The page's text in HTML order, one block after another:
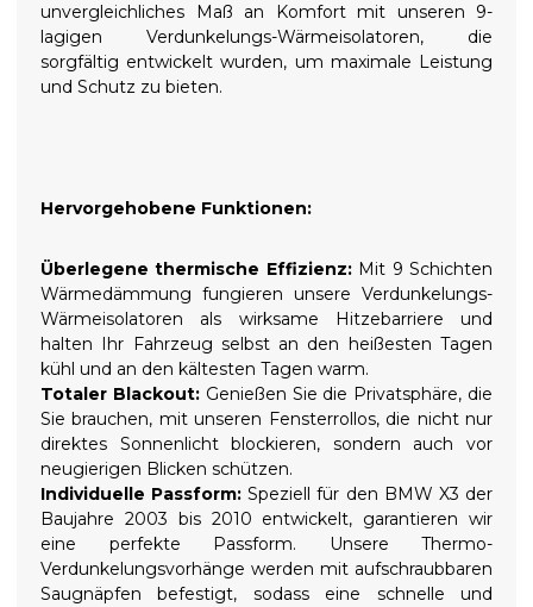
unvergleichliches Maß an Komfort mit unseren 9-
lagigen Verdunkelungs-Wärmeisolatoren, die
sorgfältig entwickelt wurden, um maximale Leistung
und Schutz zu bieten.
Hervorgehobene Funktionen:
Überlegene thermische Effizienz:Mit 9 Schichten
Wärmedämmung fungieren unsere Verdunkelungs-
Wärmeisolatoren als wirksame Hitzebarriere und
halten Ihr Fahrzeug selbst an den heißesten Tagen
kühl und an den kältesten Tagen warm.
Totaler Blackout:Genießen Sie die Privatsphäre, die
Sie brauchen, mit unseren Fensterrollos, die nicht nur
direktes Sonnenlicht blockieren, sondern auch vor
neugierigen Blicken schützen.
Individuelle Passform: Speziell für den BMW X3 der
Baujahre 2003 bis 2010 entwickelt, garantieren wir
eine perfekte Passform. Unsere Thermo-
Verdunkelungsvorhänge werden mit aufschraubbaren
Saugnäpfen befestigt, sodass eine schnelle und